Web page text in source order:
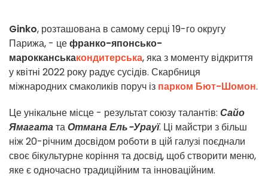
Ginko, розташована в самому серці 19-го округу
Парижа, - цефранко-японсько-
марокканськакондитерська, яка з моменту відкриття
у квітні 2022 року радує сусідів. Скарбниця
міжнародних смаколиків поруч із парком Бют-Шомон.
Це унікальне місце - результат союзу талантів: Сайо
ЯмагататаОтмана Ель-Урауї. Ці майстри з більш
ніж 20-річним досвідом роботи в цій галузі поєднали
своє бікультурне коріння та досвід, щоб створити меню,
яке є одночасно традиційним та інноваційним.